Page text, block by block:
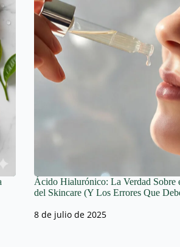
Ácido Hialurónico: La Verdad Sobre
del Skincare (Y Los Errores Que
8 de julio de 2025